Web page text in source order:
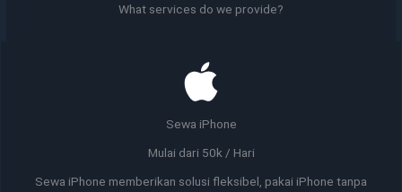
What services do we provide?
Sewa iPhone
Mulai dari 50k / Hari
Sewa iPhone memberikan solusi fleksibel, pakai iPhone tanpa